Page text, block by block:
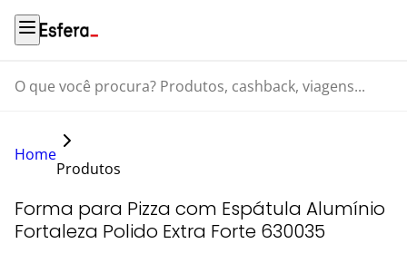
O que você procura? Produtos, cashback, viagens...
Home
Produtos
Forma para Pizza com Espátula Alumínio
Fortaleza Polido Extra Forte 630035